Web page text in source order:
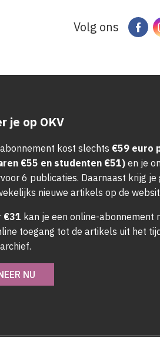
Volg ons
je op OKV
kost slechts €59 euro
€55 en studenten €51)en je
6 publicaties. Daarnaast krijg je
nieuwe artikels op de
€31 kan je een online-abonnement
toegang tot de artikels uit het
NU